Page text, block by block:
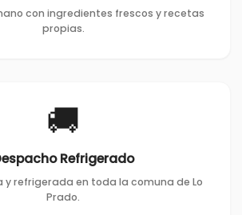
con ingredientes frescos y recetas
propias.
🚚
Refrigerado
y refrigerada en toda la comuna de Lo
Prado.